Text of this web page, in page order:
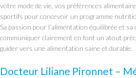
votre mode de vie, vos préférences
sportifs pour concevoir un programme
Sa passion pour l’alimentation équilibrée et sa
communiquer clairement en font un atout
guider vers une alimentation saine et durable.
Docteur Liliane Pironnet –